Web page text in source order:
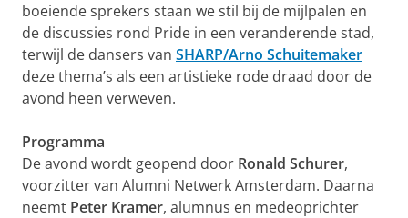
boeiende sprekers staan we stil bij de mijlpalen en
de discussies rond Pride in een veranderende stad,
terwijl de dansers van SHARP/Arno Schuitemaker
deze thema’s als een artistieke rode draad door de
avond heen verweven.
Programma
De avond wordt geopend door Ronald Schurer,
voorzitter van Alumni Netwerk Amsterdam. Daarna
neemt Peter Kramer, alumnus en medeoprichter